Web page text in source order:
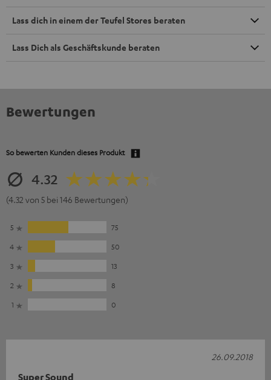
Lass dich in einem der Teufel Stores beraten
Lass Dich als Geschäftskunde beraten
Bewertungen
So bewerten Kunden dieses Produkt
4.32
(4.32 von 5 bei 146 Bewertungen)
5
75
4
50
3
13
2
8
1
0
Super Sound
26.09.2018